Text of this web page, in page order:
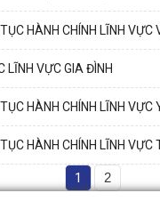
HÀNH CHÍNH LĨNH VỰC
LĨNH VỰC GIA ĐÌNH
HÀNH CHÍNH LĨNH VỰC
HÀNH CHÍNH LĨNH VỰC
1 2